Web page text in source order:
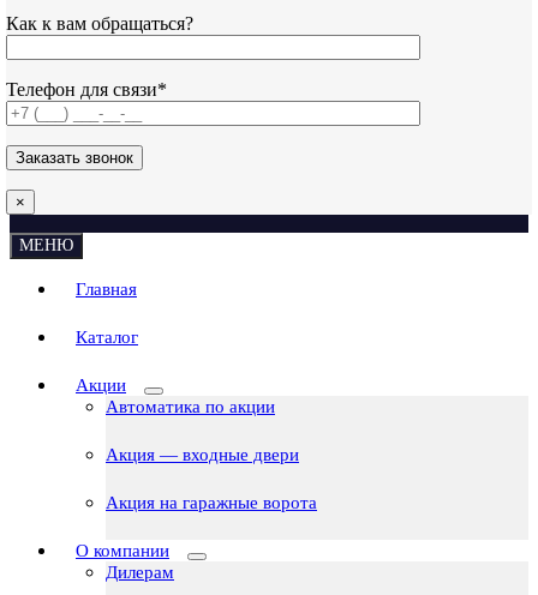
Как к вам обращаться?
Телефон для связи*
×
МЕНЮ
Главная
Каталог
Акции
Автоматика по акции
Акция — входные двери
Акция на гаражные ворота
О компании
Дилерам